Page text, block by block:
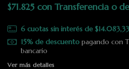
$71.825 con Transferencia o
6 cuotas sin interés de $14.083,33
15% de descuentopagando con
bancario
Ver más detalles